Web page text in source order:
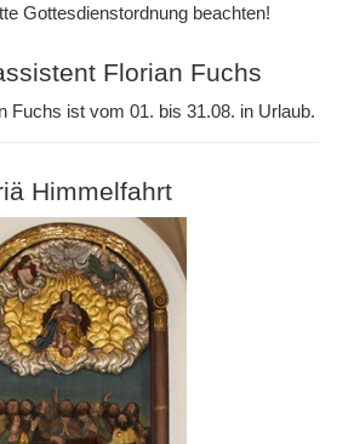
Gottesdienstordnung beachten!
Florian Fuchs
Fuchs ist vom 01. bis 31.08. in Urlaub.
Himmelfahrt